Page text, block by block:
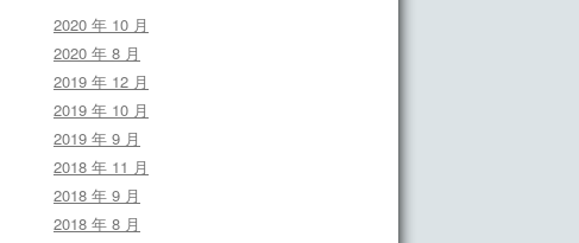
2020 年 10 月
2020 年 8 月
2019 年 12 月
2019 年 10 月
2019 年 9 月
2018 年 11 月
2018 年 9 月
2018 年 8 月